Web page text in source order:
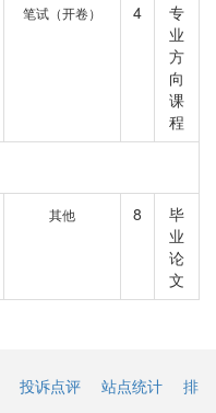
笔试（开卷） 4
专
业
方
向
课
程
其他 8
毕
业
论
文
投诉点评 站点统计
排